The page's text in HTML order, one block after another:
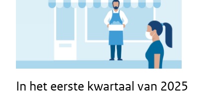
In het eerste kwartaal van 2025